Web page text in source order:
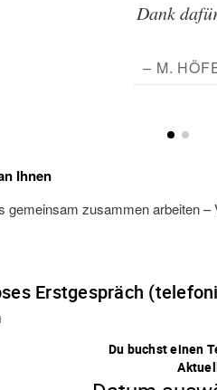
Dank
– M.
Ihnen
gemeinsam zusammen arbeiten